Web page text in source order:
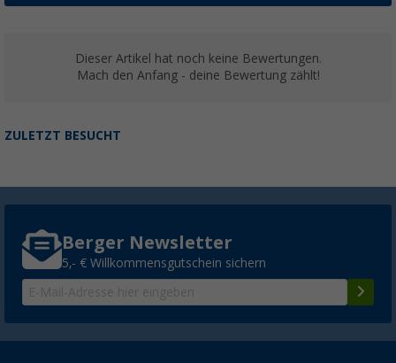
Dieser Artikel hat noch keine Bewertungen.
Mach den Anfang - deine Bewertung zählt!
ZULETZT BESUCHT
Berger Newsletter
5,- € Willkommensgutschein sichern